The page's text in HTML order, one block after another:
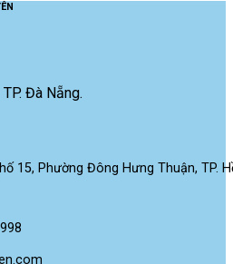
Đà Nẵng.
15, Phường Đông Hưng Thuận, TP.